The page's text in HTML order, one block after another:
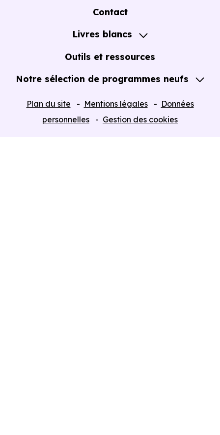
A propos
Contact
Livres blancs
Guide de l'Achat immobilier neuf en VEFA
Outils et ressources
Notre sélection de programmes neufs
Plan du site Mentions légales
Données
personnelles
Gestion des cookies